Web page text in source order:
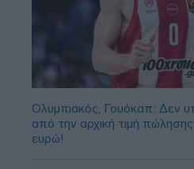
Ολυμπιακός, Γουόκαπ: Δεν
από την αρχική τιμή
ευρώ!